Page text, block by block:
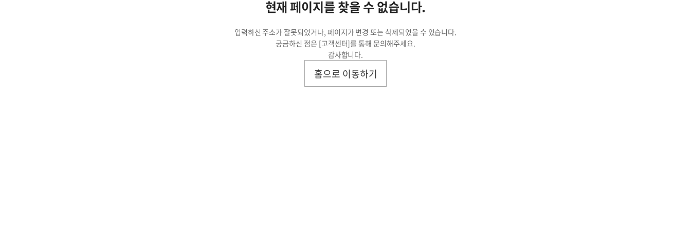
현재 페이지를 찾을 수 없습니다.
입력하신 주소가 잘못되었거나, 페이지가 변경 또는 삭제되었을 수 있습니다.
궁금하신 점은 [고객센터]를 통해 문의해주세요.
감사합니다.
홈으로 이동하기